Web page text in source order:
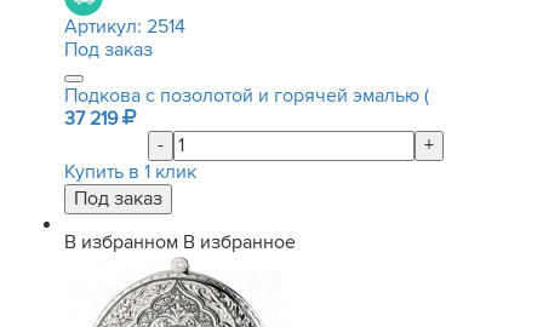
Артикул: 2514
Под заказ
Подкова с позолотой и горячей эмалью (
37 219
-
+
Купить в 1 клик
В избранном В избранное